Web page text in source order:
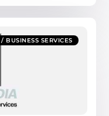
BUSINESS SERVICES